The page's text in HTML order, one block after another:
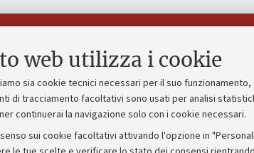
web utilizza i cookie
sia cookie tecnici necessari per il suo
di tracciamento facoltativi sono usati per analisi
continuerai la navigazione solo con i cookie necessari.
sui cookie facoltativi attivando l'opzione in
generale
Piano strategico
Bilanci
Donazioni e 5x1000